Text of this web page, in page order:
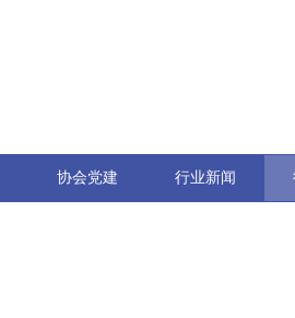
协会党建 行业新闻